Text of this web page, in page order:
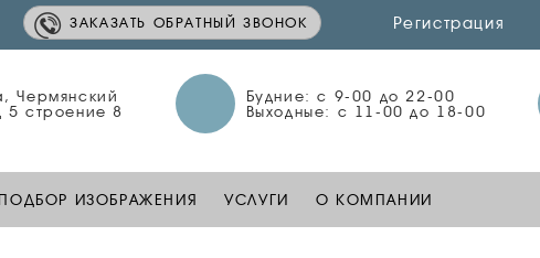
Чермянский
5 строение 8
Будние: c 9-00 до 22-00
Выходные: c 11-00 до 18-00
ЗАКАЗАТЬ ОБРАТНЫЙ ЗВОНОК Регистрация
ПОДБОР ИЗОБРАЖЕНИЯ УСЛУГИ О КОМПАНИИ